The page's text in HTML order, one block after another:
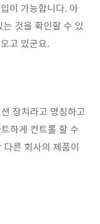
이 가능합니다. 아
것을 확인할 수 있
고 있군요.
장치라고 명칭하고
하게 컨트롤 할 수
른 회사의 제품이